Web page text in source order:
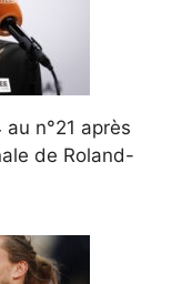
n°21 après
de Roland-